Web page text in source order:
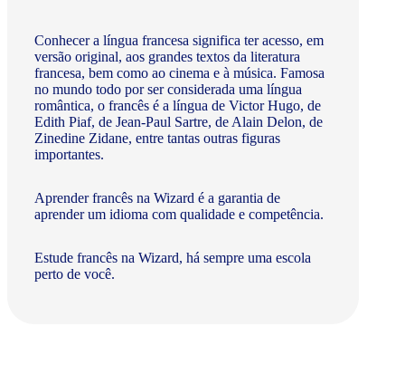
Conhecer a língua francesa significa ter acesso, em
versão original, aos grandes textos da literatura
francesa, bem como ao cinema e à música. Famosa
no mundo todo por ser considerada uma língua
romântica, o francês é a língua de Victor Hugo, de
Edith Piaf, de Jean-Paul Sartre, de Alain Delon, de
Zinedine Zidane, entre tantas outras figuras
importantes.
Aprender francês na Wizard é a garantia de
aprender um idioma com qualidade e competência.
Estude francês na Wizard, há sempre uma escola
perto de você.